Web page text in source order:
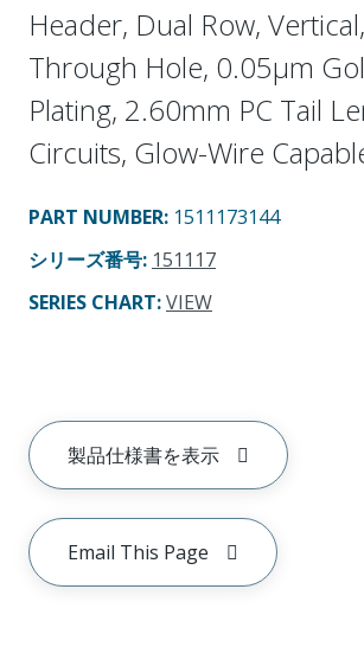
Header, Dual Row, Vertical,
Through Hole, 0.05µm
Plating, 2.60mm PC Tail
Circuits, Glow-Wire
PART NUMBER: 1511173144
シリーズ番号: 151117
SERIES CHART:VIEW
製品仕様書を表示
Email This Page